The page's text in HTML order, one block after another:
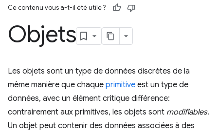
Ce contenu vous a-t-il été utile ?
Objets
Les objets sont un type de données discrètes de la
même manière que chaque primitive est un type de
données, avec un élément critique différence:
contrairement aux primitives, les objets sont modifiables.
Un objet peut contenir des données associées à des